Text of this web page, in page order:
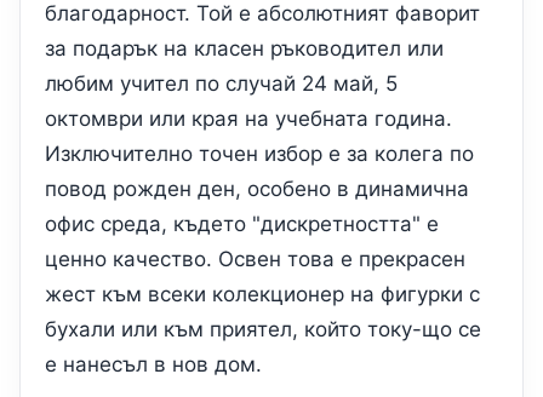
благодарност. Той е абсолютният фаворит
за подарък на класен ръководител или
любим учител по случай 24 май, 5
октомври или края на учебната година.
Изключително точен избор е за колега по
повод рожден ден, особено в динамична
офис среда, където "дискретността" е
ценно качество. Освен това е прекрасен
жест към всеки колекционер на фигурки с
бухали или към приятел, който току-що се
е нанесъл в нов дом.